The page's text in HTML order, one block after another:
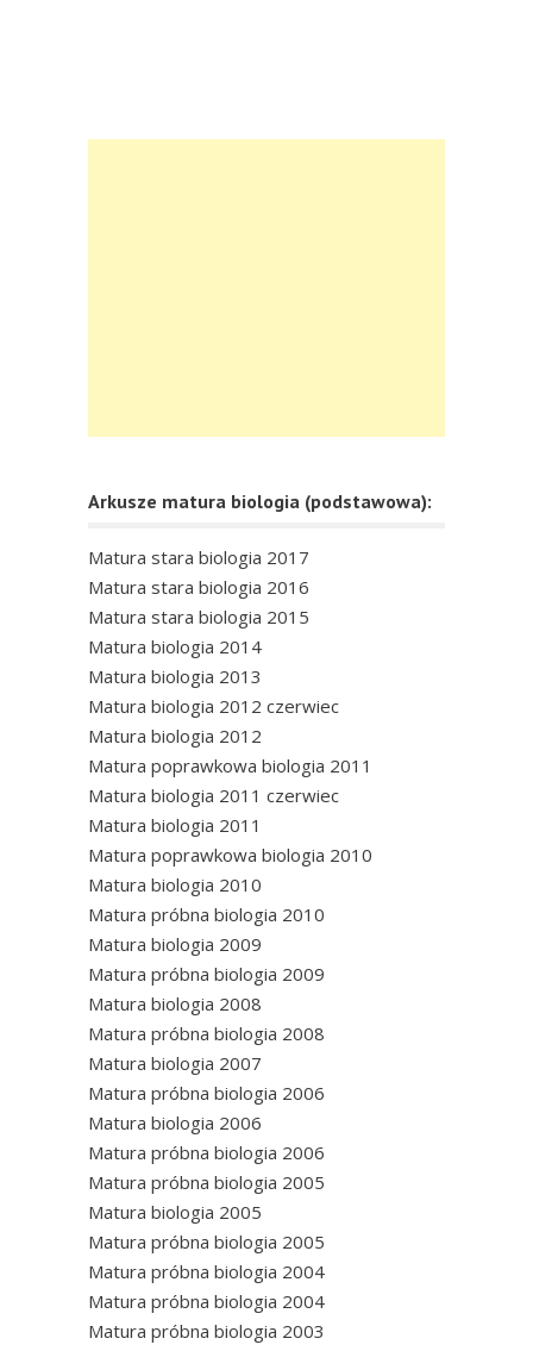
Arkusze matura biologia (podstawowa):
Matura stara biologia 2017
Matura stara biologia 2016
Matura stara biologia 2015
Matura biologia 2014
Matura biologia 2013
Matura biologia 2012 czerwiec
Matura biologia 2012
Matura poprawkowa biologia 2011
Matura biologia 2011 czerwiec
Matura biologia 2011
Matura poprawkowa biologia 2010
Matura biologia 2010
Matura próbna biologia 2010
Matura biologia 2009
Matura próbna biologia 2009
Matura biologia 2008
Matura próbna biologia 2008
Matura biologia 2007
Matura próbna biologia 2006
Matura biologia 2006
Matura próbna biologia 2006
Matura próbna biologia 2005
Matura biologia 2005
Matura próbna biologia 2005
Matura próbna biologia 2004
Matura próbna biologia 2004
Matura próbna biologia 2003